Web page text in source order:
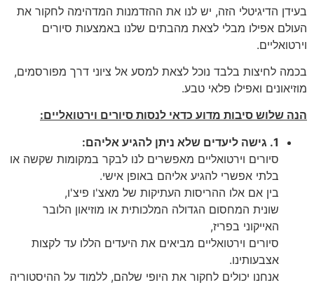
בעידן הדיגיטלי הזה, יש לנו את ההזדמנות המדהימה לחקור את
העולם אפילו מבלי לצאת מהבתים שלנו באמצעות סיורים
וירטואליים.
בכמה לחיצות בלבד נוכל לצאת למסע אל ציוני דרך מפורסמים,
מוזיאונים ואפילו פלאי טבע.
הנה שלוש סיבות מדוע כדאי לנסות סיורים וירטואליים:
1. גישה ליעדים שלא ניתן להגיע אליהם:
סיורים וירטואליים מאפשרים לנו לבקר במקומות שקשה או
בלתי אפשרי להגיע אליהם באופן אישי.
בין אם אלו ההריסות העתיקות של מאצ'ו פיצ'ו,
שונית המחסום הגדולה המלכותית או מוזיאון הלובר
האייקוני בפריז,
סיורים וירטואליים מביאים את היעדים הללו עד לקצות
אצבעותינו.
אנחנו יכולים לחקור את היופי שלהם, ללמוד על ההיסטוריה